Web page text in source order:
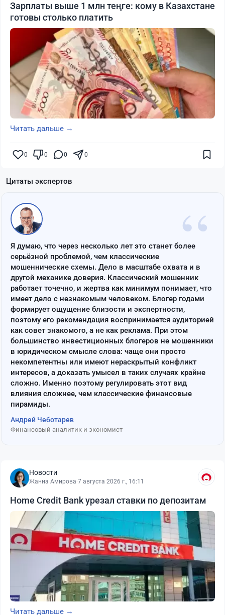
Зарплаты выше 1 млн теңге: кому в Казахстане
готовы столько платить
Читать дальше →
0 0 0 0
Цитаты экспертов
“
Я думаю, что через несколько лет это станет более
серьёзной проблемой, чем классические
мошеннические схемы. Дело в масштабе охвата и в
другой механике доверия. Классический мошенник
работает точечно, и жертва как минимум понимает, что
имеет дело с незнакомым человеком. Блогер годами
формирует ощущение близости и экспертности,
поэтому его рекомендация воспринимается аудиторией
как совет знакомого, а не как реклама. При этом
большинство инвестиционных блогеров не мошенники
в юридическом смысле слова: чаще они просто
некомпетентны или имеют нераскрытый конфликт
интересов, а доказать умысел в таких случаях крайне
сложно. Именно поэтому регулировать этот вид
влияния сложнее, чем классические финансовые
пирамиды.
Андрей Чеботарев
Финансовый аналитик и экономист
Новости
Жанна Амирова·7 августа 2026 г., 16:11
Home Credit Bank урезал ставки по депозитам
Читать дальше →